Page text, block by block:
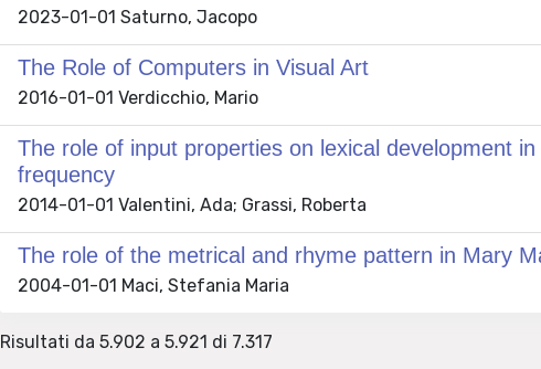
2023-01-01 Saturno, Jacopo
The Role of Computers in Visual Art
2016-01-01 Verdicchio, Mario
The role of input properties on lexical development
frequency
2014-01-01 Valentini, Ada; Grassi, Roberta
The role of the metrical and rhyme pattern in Mary
2004-01-01 Maci, Stefania Maria
Risultati da 5.902 a 5.921 di 7.317